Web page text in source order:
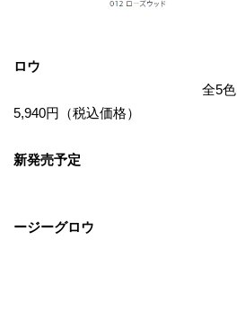
ロージ
ロウ
全5色 5,400円（
5,940円（税込価格）
2023年7月
新発売予定
ージーグロウ